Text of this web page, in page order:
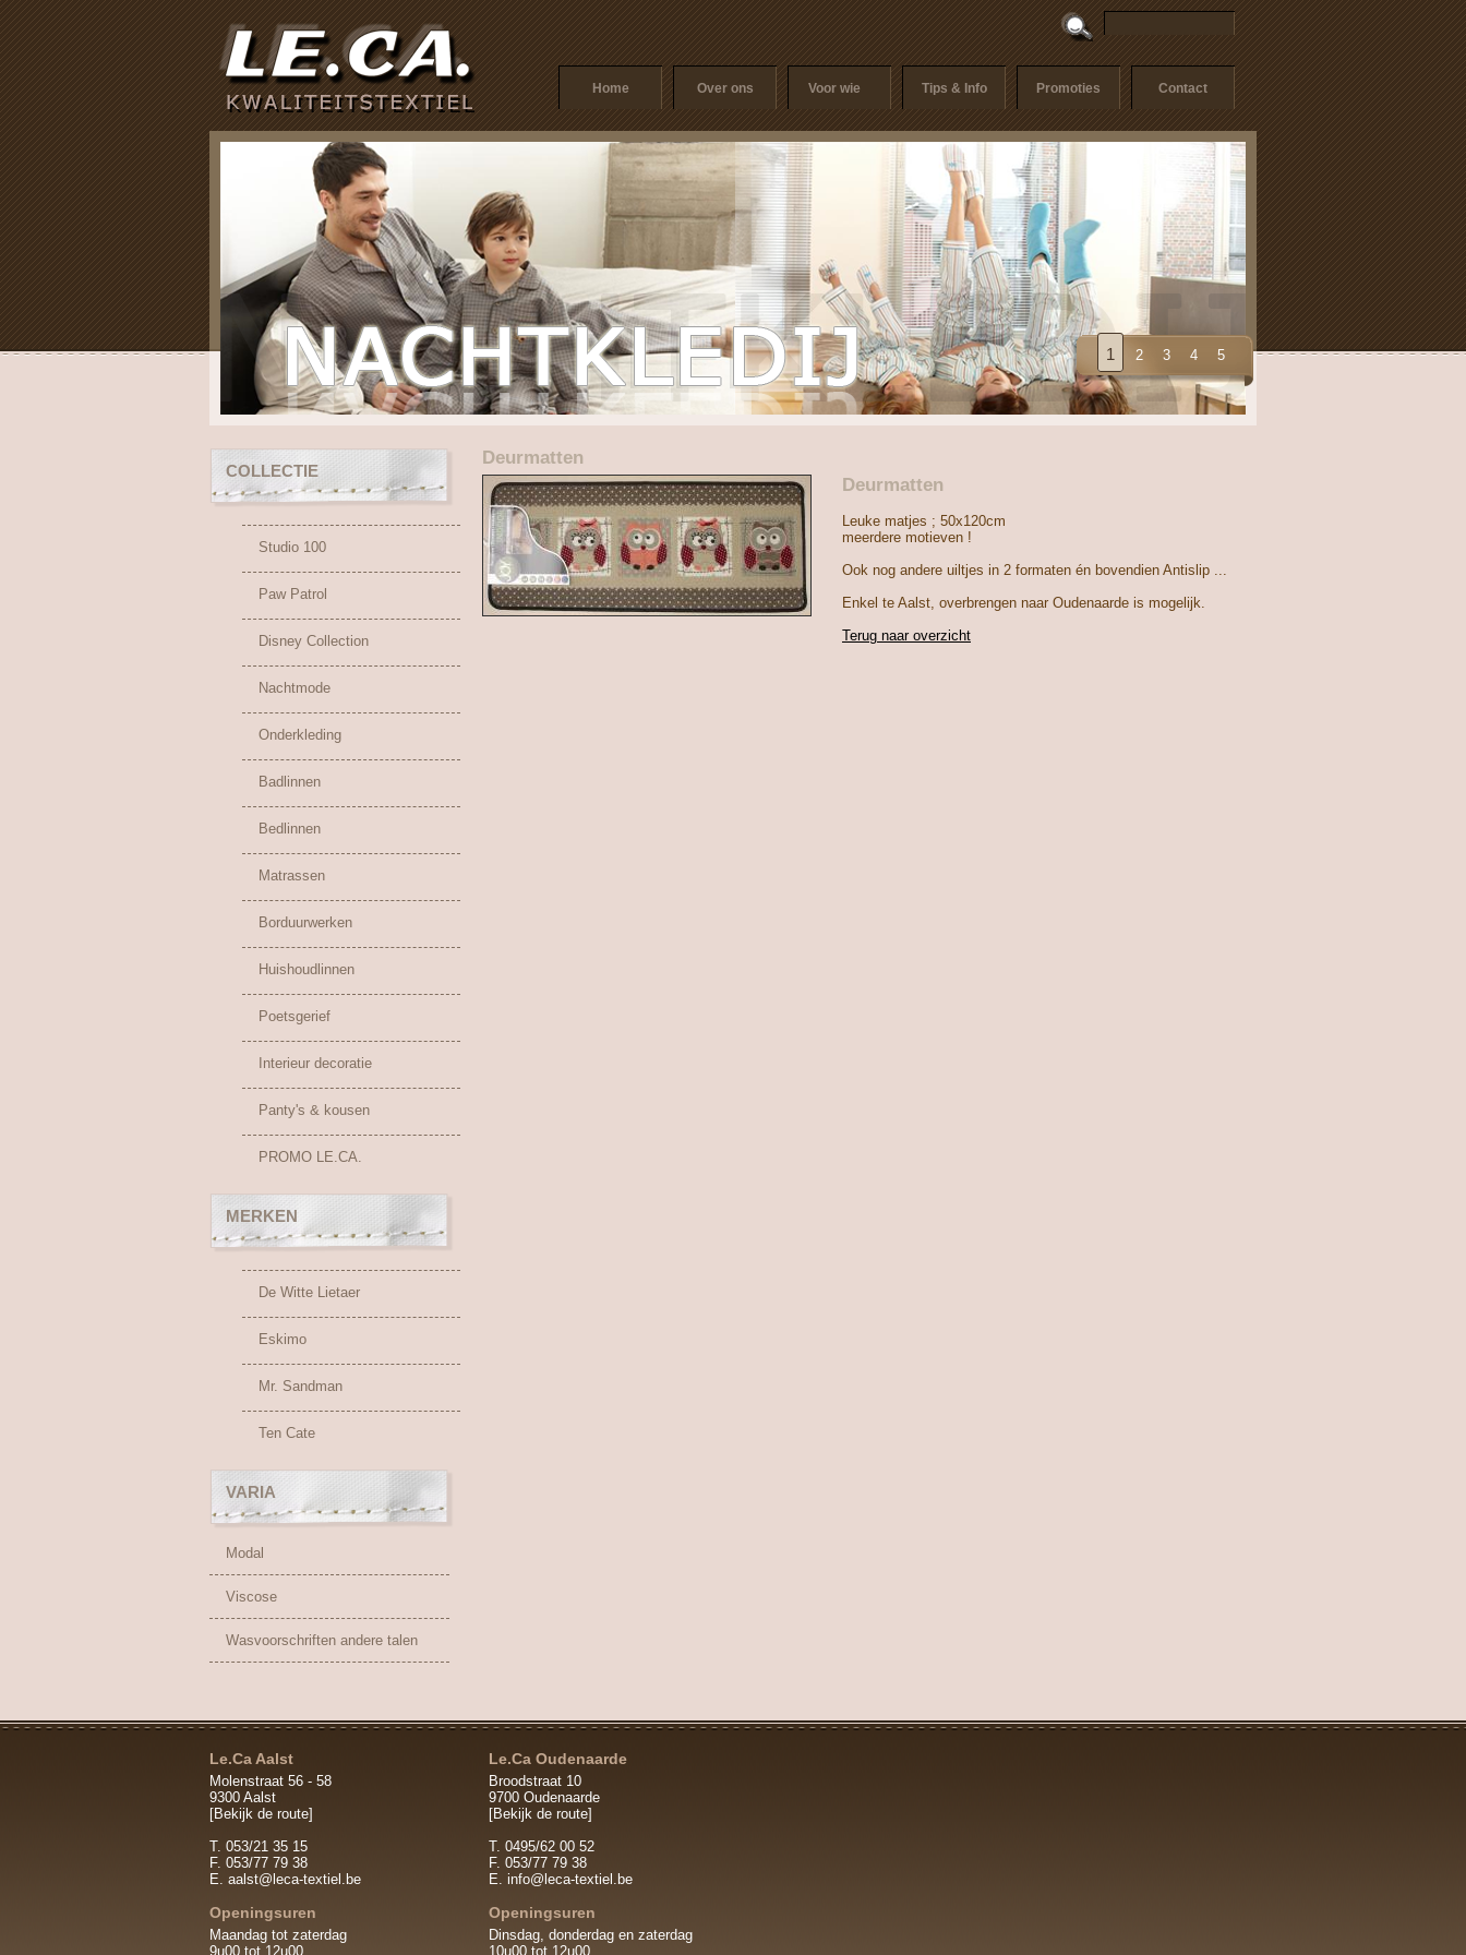
Home Over ons Voor wie Tips & Info Promoties Contact
1 2 3 4 5
COLLECTIE
Studio 100
Paw Patrol
Disney Collection
Nachtmode
Onderkleding
Badlinnen
Bedlinnen
Matrassen
Borduurwerken
Huishoudlinnen
Poetsgerief
Interieur decoratie
Panty's & kousen
PROMO LE.CA.
MERKEN
De Witte Lietaer
Eskimo
Mr. Sandman
Ten Cate
VARIA
Modal
Viscose
Wasvoorschriften andere talen
Deurmatten
Deurmatten
Leuke matjes ; 50x120cm
meerdere motieven !
Ook nog andere uiltjes in 2 formaten én bovendien Antislip ...
Enkel te Aalst, overbrengen naar Oudenaarde is mogelijk.
Terug naar overzicht
Le.Ca Aalst
Molenstraat 56 - 58
9300 Aalst
[Bekijk de route]
T. 053/21 35 15
F. 053/77 79 38
E. aalst@leca-textiel.be
Openingsuren
Maandag tot zaterdag
9u00 tot 12u00
Le.Ca Oudenaarde
Broodstraat 10
9700 Oudenaarde
[Bekijk de route]
T. 0495/62 00 52
F. 053/77 79 38
E. info@leca-textiel.be
Openingsuren
Dinsdag, donderdag en zaterdag
10u00 tot 12u00